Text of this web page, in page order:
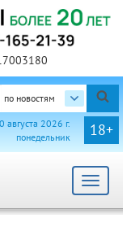
по новостям
18+
августа 2026 г.
понедельник
Toggle